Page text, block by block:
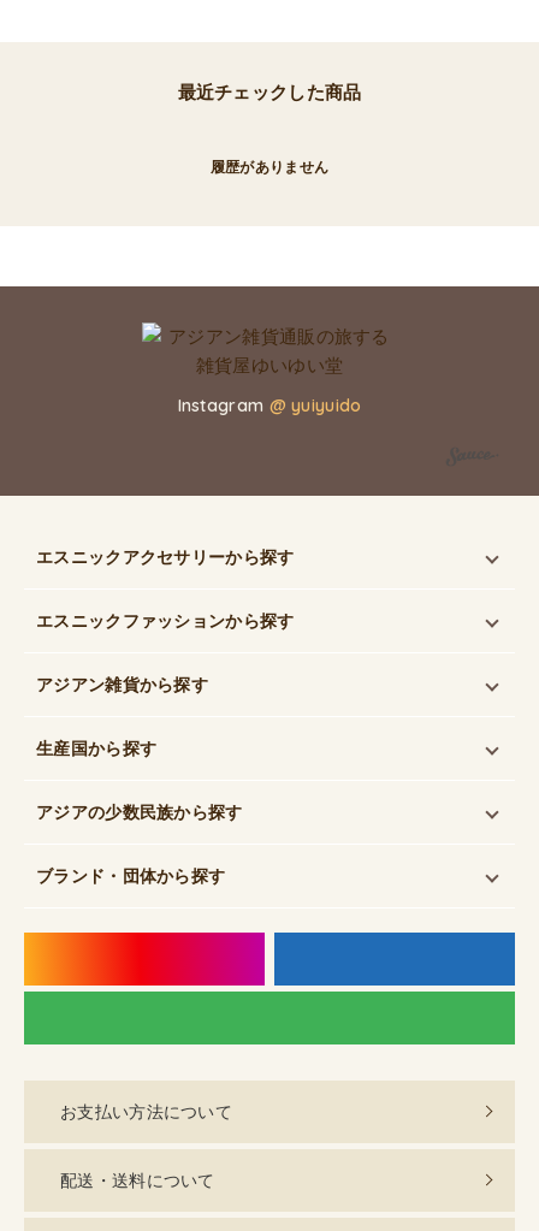
最近チェックした商品
履歴がありません
Instagram @ yuiyuido
エスニックアクセサリーから探す
エスニックファッションから探す
アジアン雑貨から探す
生産国から探す
アジアの少数民族から探す
ブランド・団体から探す
お支払い方法について
配送・送料について